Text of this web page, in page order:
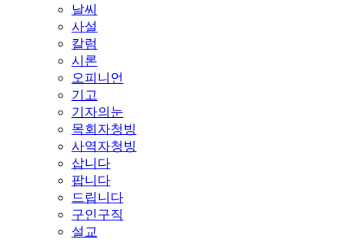
날씨
사설
칼럼
시론
오피니언
기고
기자의눈
목회자청빙
사역자청빙
삽니다
팝니다
드립니다
구인구직
설교